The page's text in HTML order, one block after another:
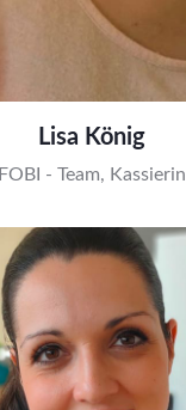
Lisa König
FOBI - Team, Kassierin